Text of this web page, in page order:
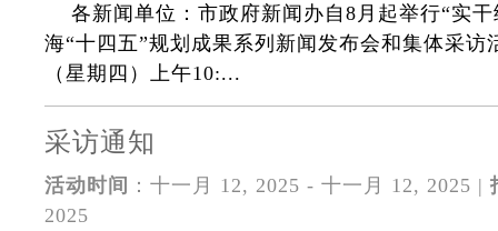
各新闻单位：市政府新闻办自8月起举行“实
海“十四五”规划成果系列新闻发布会和集体采访
（星期四）上午10:...
采访通知
活动时间 ：十一月 12, 2025 - 十一月 12, 2025 |
2025